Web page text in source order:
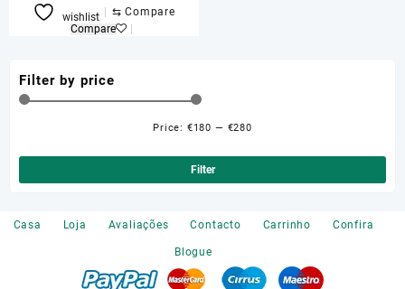
through
This
product
variants.
The
be
wishlist ⇆ Compare
Compare
Filter by price
Filter
Price: €180 — €280
Casa Loja Avaliações Contacto Carrinho Confira
Blogue